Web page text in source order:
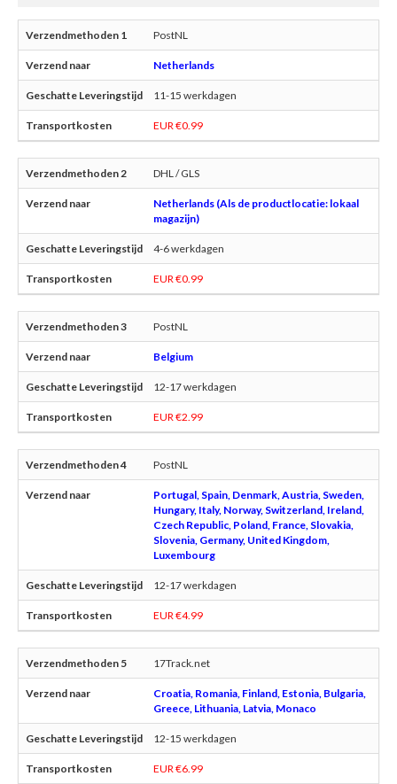
PostNL
Netherlands
11-15 werkdagen
EUR €0.99
DHL / GLS
Netherlands (Als de productlocatie: lokaal
magazijn)
4-6 werkdagen
EUR €0.99
PostNL
Belgium
12-17 werkdagen
EUR €2.99
PostNL
Portugal, Spain, Denmark, Austria, Sweden,
Hungary, Italy, Norway, Switzerland, Ireland,
Czech Republic, Poland, France, Slovakia,
Slovenia, Germany, United Kingdom,
Luxembourg
12-17 werkdagen
EUR €4.99
17Track.net
Croatia, Romania, Finland, Estonia, Bulgaria,
Greece, Lithuania, Latvia, Monaco
12-15 werkdagen
EUR €6.99